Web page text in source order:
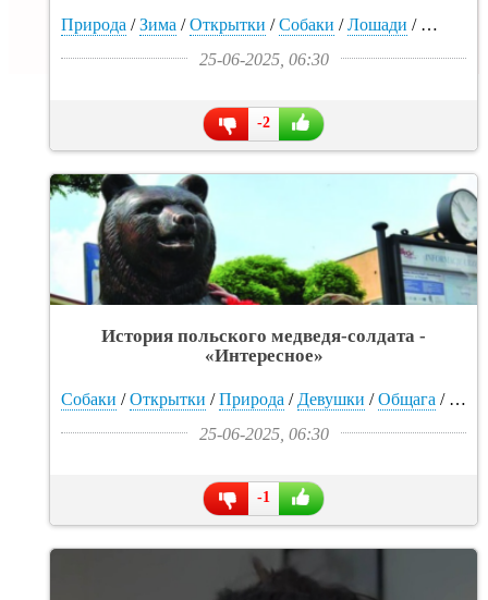
Природа /Зима /Открытки /Собаки /Лошади / Девушки
25-06-2025, 06:30
-2
История польского медведя-солдата -
«Интересное»
Собаки /Открытки /Природа / Девушки /Общага / Зима
25-06-2025, 06:30
-1